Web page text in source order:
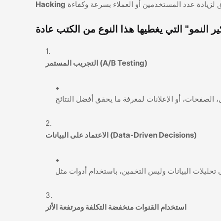
Hacking
التجريب المستمر (A/B Testing)
الاعتماد على البيانات (Data-Driven Decisions)
استخدام القنوات منخفضة التكلفة ومرتفعة الأثر